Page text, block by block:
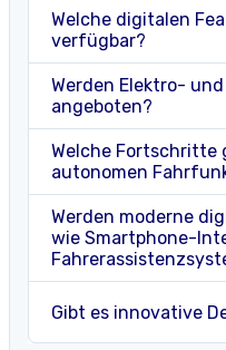
Welche digitalen
verfügbar?
Werden Elektro-
angeboten?
Welche Fortschritte
autonomen
Werden moderne
wie Smartphone-
Gibt es innovative